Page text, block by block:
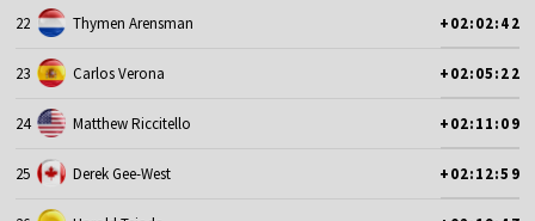
22 Thymen Arensman +02:02:42
23 Carlos Verona +02:05:22
24 Matthew Riccitello +02:11:09
25 Derek Gee-West +02:12:59